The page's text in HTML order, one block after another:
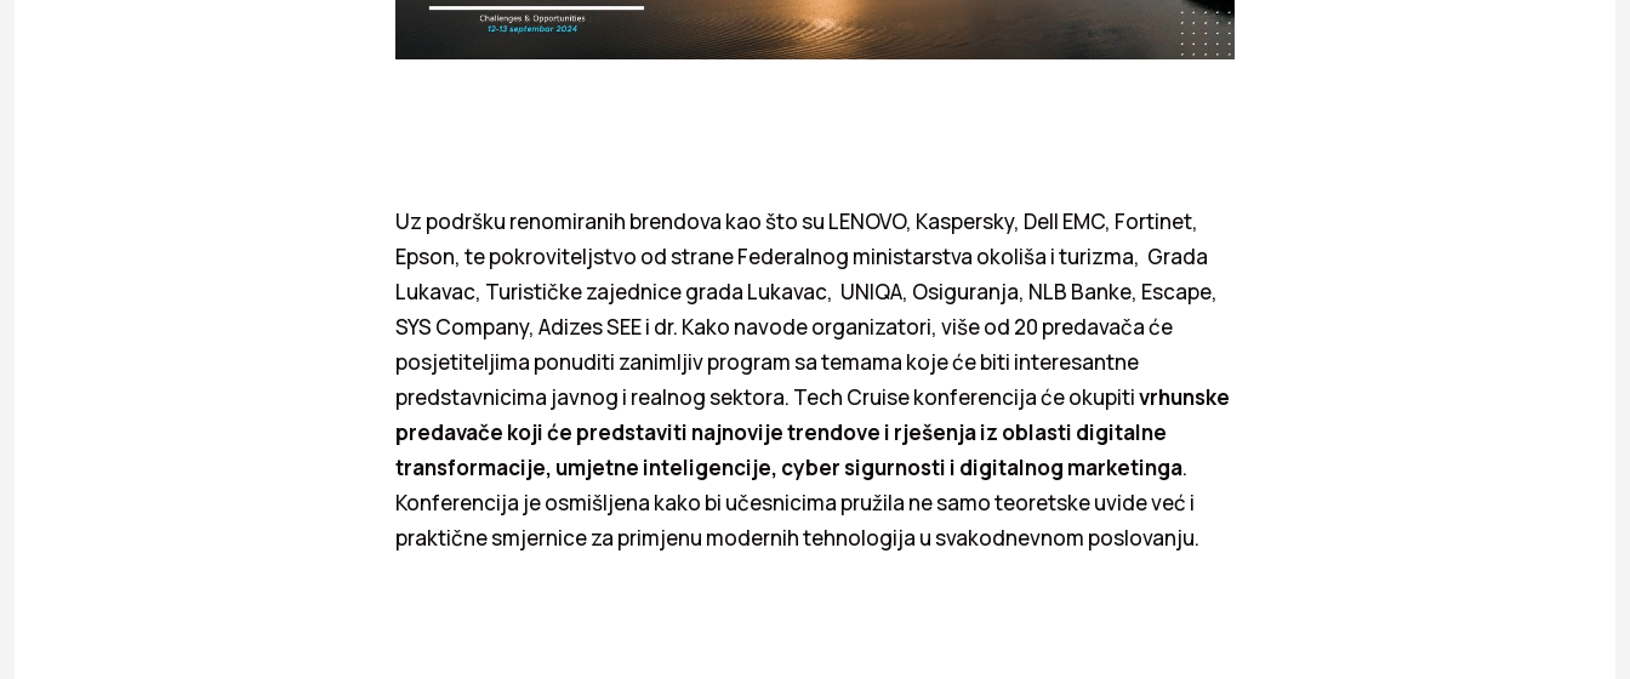
Uz podršku renomiranih brendova kao što su LENOVO, Kaspersky, Dell EMC, Fortinet,
Epson, te pokroviteljstvo od strane Federalnog ministarstva okoliša i turizma, Grada
Lukavac, Turističke zajednice grada Lukavac, UNIQA, Osiguranja, NLB Banke, Escape,
SYS Company, Adizes SEE i dr. Kako navode organizatori, više od 20 predavača će
posjetiteljima ponuditi zanimljiv program sa temama koje će biti interesantne
predstavnicima javnog i realnog sektora. Tech Cruise konferencija će okupitivrhunske
predavače koji će predstaviti najnovije trendove i rješenja iz oblasti digitalne
transformacije, umjetne inteligencije, cyber sigurnosti i digitalnog marketinga.
Konferencija je osmišljena kako bi učesnicima pružila ne samo teoretske uvide već i
praktične smjernice za primjenu modernih tehnologija u svakodnevnom poslovanju.